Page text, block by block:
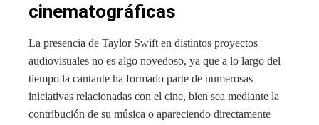
cinematográficas
La presencia de Taylor Swift en distintos proyectos
audiovisuales no es algo novedoso, ya que a lo largo del
tiempo la cantante ha formado parte de numerosas
iniciativas relacionadas con el cine, bien sea mediante la
contribución de su música o apareciendo directamente